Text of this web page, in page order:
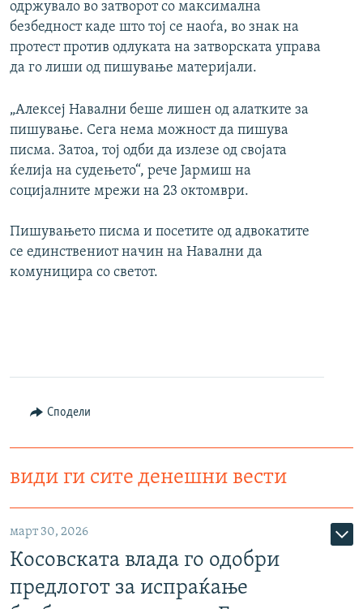
одржувало во затворот со максимална
безбедност каде што тој се наоѓа, во знак на
протест против одлуката на затворската управа
да го лиши од пишување материјали.
„Алексеј Навални беше лишен од алатките за
пишување. Сега нема можност да пишува
писма. Затоа, тој одби да излезе од својата
ќелија на судењето“, рече Јармиш на
социјалните мрежи на 23 октомври.
Пишувањето писма и посетите од адвокатите
се единствениот начин на Навални да
комуницира со светот.
Сподели
види ги сите денешни вести
март 30, 2026
Косовската влада го одобри
предлогот за испраќање